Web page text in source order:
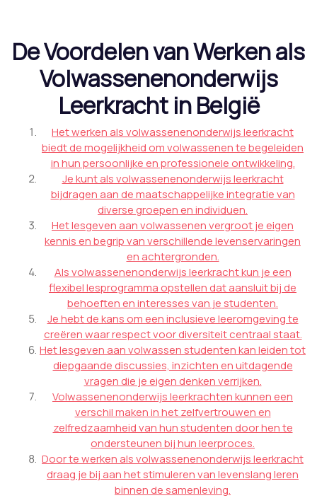
De Voordelen van Werken als
Volwassenenonderwijs
Leerkracht in België
Het werken als volwassenenonderwijs leerkracht
biedt de mogelijkheid om volwassenen te begeleiden
in hun persoonlijke en professionele ontwikkeling.
Je kunt als volwassenenonderwijs leerkracht
bijdragen aan de maatschappelijke integratie van
diverse groepen en individuen.
Het lesgeven aan volwassenen vergroot je eigen
kennis en begrip van verschillende levenservaringen
en achtergronden.
Als volwassenenonderwijs leerkracht kun je een
flexibel lesprogramma opstellen dat aansluit bij de
behoeften en interesses van je studenten.
Je hebt de kans om een inclusieve leeromgeving te
creëren waar respect voor diversiteit centraal staat.
Het lesgeven aan volwassen studenten kan leiden tot
diepgaande discussies, inzichten en uitdagende
vragen die je eigen denken verrijken.
Volwassenenonderwijs leerkrachten kunnen een
verschil maken in het zelfvertrouwen en
zelfredzaamheid van hun studenten door hen te
ondersteunen bij hun leerproces.
Door te werken als volwassenenonderwijs leerkracht
draag je bij aan het stimuleren van levenslang leren
binnen de samenleving.